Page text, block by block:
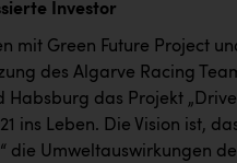
Investor
mit Green Future Project
des Algarve Racing
Habsburg das Projekt
ins Leben. Die Vision ist,
die Umweltauswirkungen